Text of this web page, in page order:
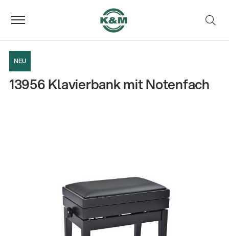
NEU
13956 Klavierbank mit Notenfach